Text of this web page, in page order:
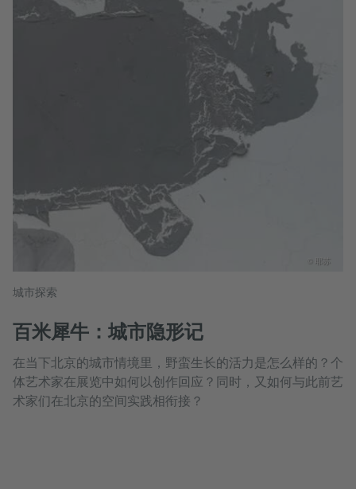
城市探索
百米犀牛：城市隐形记
在当下北京的城市情境里，野蛮生长的活力是怎么样的？个
体艺术家在展览中如何以创作回应？同时，又如何与此前艺
术家们在北京的空间实践相衔接？
© 耶苏